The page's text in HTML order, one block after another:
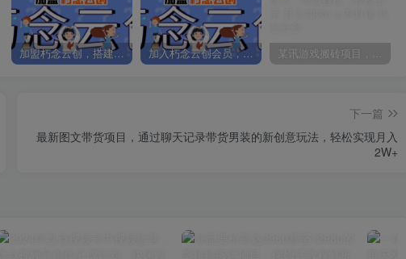
加盟朽念云创，搭建同款项目资源站，实现日入2000+ 加入朽念云创会员，全站资源免费学习。 某讯游戏搬砖项目，0投入，可以挂机，轻松上手,月入3000+上不封顶
下一篇
最新图文带货项目，通过聊天记录带货男装的新创意玩法，轻松实现月入
2W+